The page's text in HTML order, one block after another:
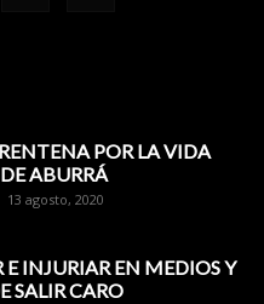
POR LA VIDA
ABURRÁ
13 agosto, 2020
INJURIAR EN MEDIOS Y
SALIR CARO